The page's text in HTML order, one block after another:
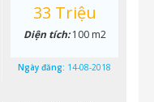
33 Triệu
Diện tích:100 m2
Ngày đăng: 14-08-2018